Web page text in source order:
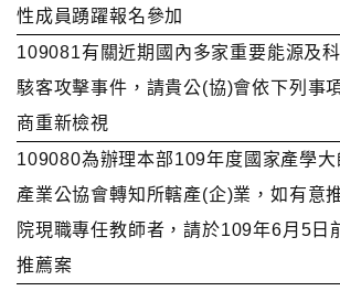
性成員踴躍報名參加
109081有關近期國內多家重要能源及
駭客攻擊事件，請貴公(協)會依下列事
商重新檢視
109080為辦理本部109年度國家產學
產業公協會轉知所轄產(企)業，如有意
院現職專任教師者，請於109年6月5日
推薦案